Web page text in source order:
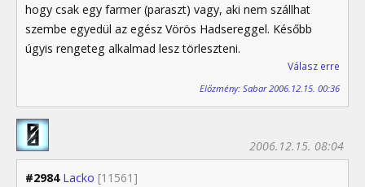
hogy csak egy farmer (paraszt) vagy, aki nem szállhat
szembe egyedül az egész Vörös Hadsereggel. Később
úgyis rengeteg alkalmad lesz törleszteni.
Válasz erre
Előzmény: Sabar 2006.12.15. 00:36
#2984 Lacko [11561]
2006.12.15. 08:04